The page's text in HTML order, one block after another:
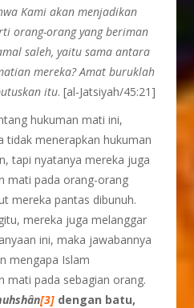
Kami akan menjadikan
orang-orang yang beriman
saleh, yaitu sama antara
mereka? Amat buruklah
itu. [al-Jatsiyah/45:21]
hukuman mati ini,
tidak menerapkan hukuman
tapi nyatanya mereka juga
mati pada orang-orang
mereka pantas dibunuh.
mereka juga melanggar
ini, maka jawabannya
mengapa Islam
mati pada sebagian orang.
ân[3] dengan batu,